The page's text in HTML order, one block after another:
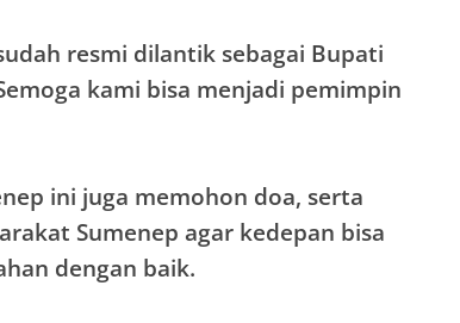
resmi dilantik sebagai Bupati
kami bisa menjadi pemimpin
ini juga memohon doa, serta
Sumenep agar kedepan bisa
dengan baik.